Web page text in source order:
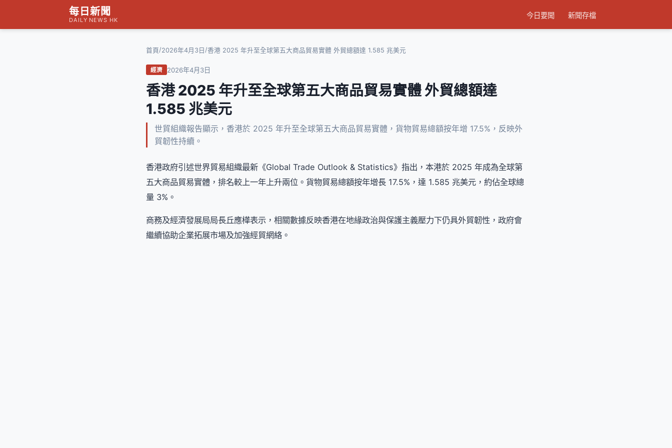
每日新聞
DAILY NEWS HK
今日要聞 新聞存檔
首頁/2026年4月3日 /香港 2025 年升至全球第五大商品貿易實體 外貿總額達 1.585 兆美元
經濟 2026年4月3日
香港 2025 年升至全球第五大商品貿易實體 外貿總額達
1.585 兆美元
世貿組織報告顯示，香港於 2025 年升至全球第五大商品貿易實體，貨物貿易總額按年增 17.5%，反映外
貿韌性持續。
香港政府引述世界貿易組織最新《Global Trade Outlook & Statistics》指出，本港於 2025 年成為全球第
五大商品貿易實體，排名較上一年上升兩位。貨物貿易總額按年增長 17.5%，達 1.585 兆美元，約佔全球總
量 3%。
商務及經濟發展局局長丘應樺表示，相關數據反映香港在地緣政治與保護主義壓力下仍具外貿韌性，政府會
繼續協助企業拓展市場及加強經貿網絡。